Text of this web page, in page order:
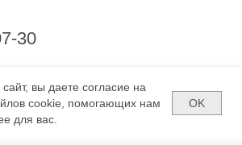
30
вы даете согласие на
cookie, помогающих нам
для вас.
OK